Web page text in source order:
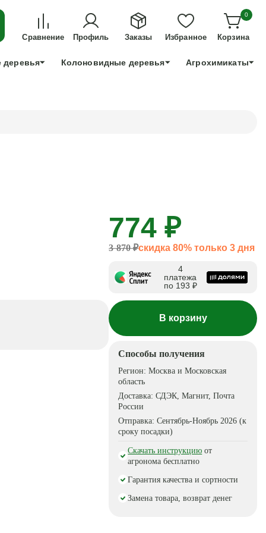
ДЛЯ ТЕХ, КТО УСПЕЕТ!
+7 991 898 83 30
Сравнение Профиль Заказы Избранное
0
Корзина
Колоновидные деревья Агрохимикаты
774 ₽
3 870 ₽скидка 80% только 3 дня
4
платежа
по 193 ₽
В корзину
Способы получения
Регион:Москва и Московская
область
Доставка:СДЭК, Магнит, Почта
России
Отправка:Сентябрь-Ноябрь 2026 (к
сроку посадки)
Скачать инструкцию от
агронома бесплатно
Гарантия качества и сортности
Замена товара, возврат денег